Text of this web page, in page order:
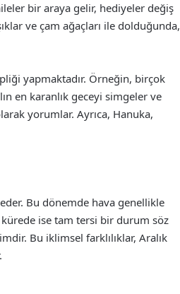
bir araya gelir, hediyeler değiş
ve çam ağaçları ile dolduğunda,
yapmaktadır. Örneğin, birçok
en karanlık geceyi simgeler ve
yorumlar. Ayrıca, Hanuka,
eder. Bu dönemde hava genellikle
kürede ise tam tersi bir durum söz
Bu iklimsel farklılıklar, Aralık